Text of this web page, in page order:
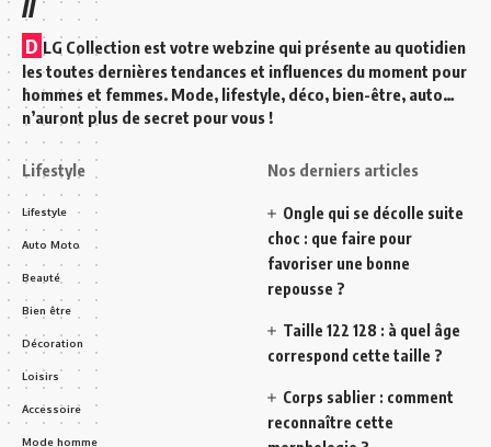
D LG Collection est votre webzine qui présente au quotidien
les toutes dernières tendances et influences du moment pour
hommes et femmes. Mode, lifestyle, déco, bien-être, auto…
n’auront plus de secret pour vous !
Lifestyle
Lifestyle
Auto Moto
Beauté
Bien être
Décoration
Loisirs
Accessoire
Mode homme
Nos derniers articles
Ongle qui se décolle suite
choc : que faire pour
favoriser une bonne
repousse ?
Taille 122 128 : à quel âge
correspond cette taille ?
Corps sablier : comment
reconnaître cette